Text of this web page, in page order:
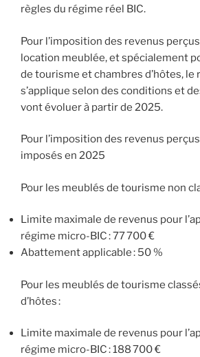
règles du régime réel BIC.
Pour l’imposition des revenus
location meublée, et spécialement
de tourisme et chambres d’hôtes, le
s’applique selon des conditions et
vont évoluer à partir de 2025.
Pour l’imposition des revenus
imposés en 2025
Pour les meublés de tourisme non
Limite maximale de revenus pour
régime micro-BIC : 77 700 €
Abattement applicable : 50 %
Pour les meublés de tourisme
d’hôtes :
Limite maximale de revenus pour
régime micro-BIC : 188 700 €